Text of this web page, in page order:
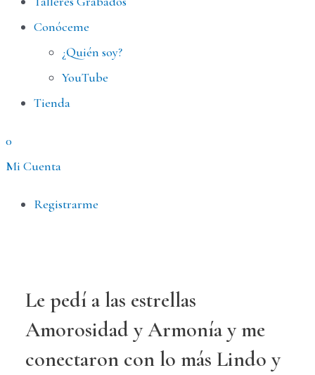
Conóceme
¿Quién soy?
YouTube
Tienda
0
Mi Cuenta
MenúRegistrarme
Le pedí a las estrellas
Amorosidad y Armonía y me
conectaron con lo más Lindo y